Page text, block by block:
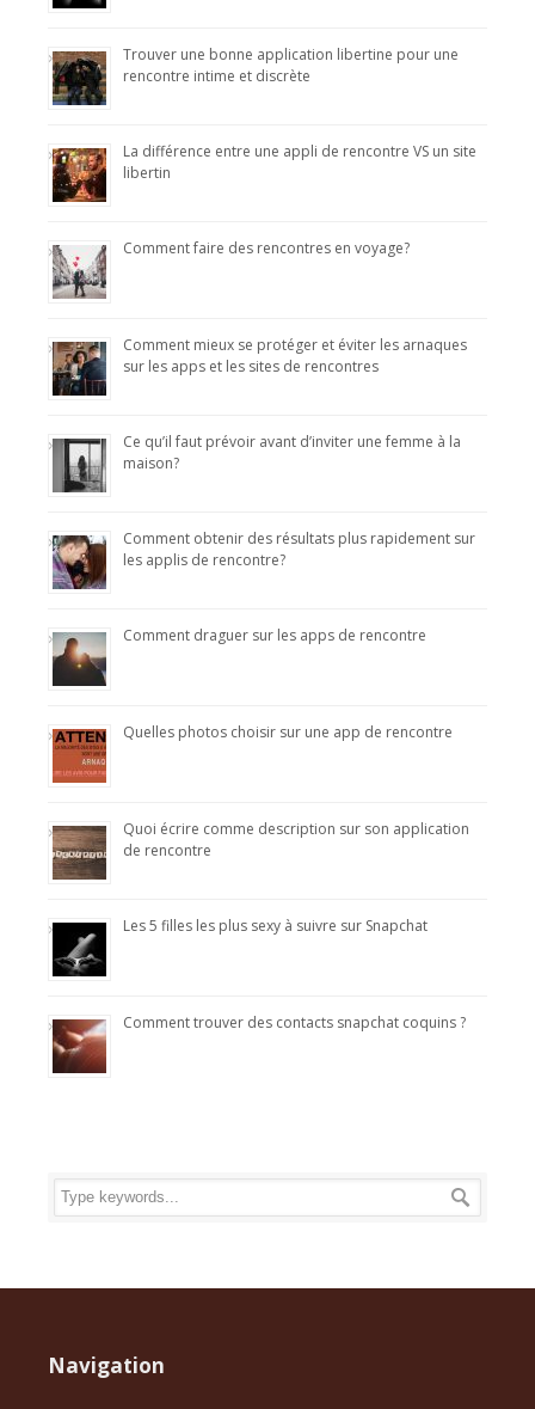
Trouver une bonne application libertine pour une
rencontre intime et discrète
La différence entre une appli de rencontre VS un site
libertin
Comment faire des rencontres en voyage?
Comment mieux se protéger et éviter les arnaques
sur les apps et les sites de rencontres
Ce qu’il faut prévoir avant d’inviter une femme à la
maison?
Comment obtenir des résultats plus rapidement sur
les applis de rencontre?
Comment draguer sur les apps de rencontre
Quelles photos choisir sur une app de rencontre
Quoi écrire comme description sur son application
de rencontre
Les 5 filles les plus sexy à suivre sur Snapchat
Comment trouver des contacts snapchat coquins ?
Navigation